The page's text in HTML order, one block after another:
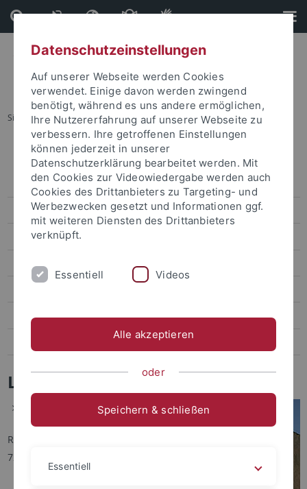
Direkt
zum
Inhalt
Direkt
zur
Fußleiste
Sie sind hier: Startseite ... Karte B: Wilhelmstraße - Talkliniken
Lagepläne
Adressenliste
Barrierefreie Zugänge
Übersichtsplan
Karte C: Sand - Außenbereiche Innenstadt
Lagepläne - Karte B
Alte Universitätsapotheke
Röntgenweg 9
72076 Tübingen
Datenschutzeinstellungen
Auf unserer Webseite werden Cookies
verwendet. Einige davon werden zwingend
benötigt, während es uns andere ermöglichen,
Ihre Nutzererfahrung auf unserer Webseite zu
verbessern. Ihre getroffenen Einstellungen
können jederzeit in unserer
Datenschutzerklärung bearbeitet werden. Mit
den Cookies zur Videowiedergabe werden auch
Cookies des Drittanbieters zu Targeting- und
Werbezwecken gesetzt und Informationen ggf.
mit weiteren Diensten des Drittanbieters
verknüpft.
Essentiell Videos
Alle akzeptieren
oder
Speichern & schließen
Essentiell